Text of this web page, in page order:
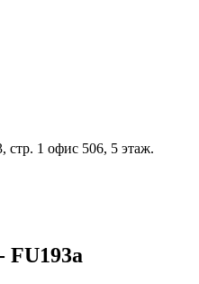
стр. 1 офис 506, 5 этаж.
FU193a